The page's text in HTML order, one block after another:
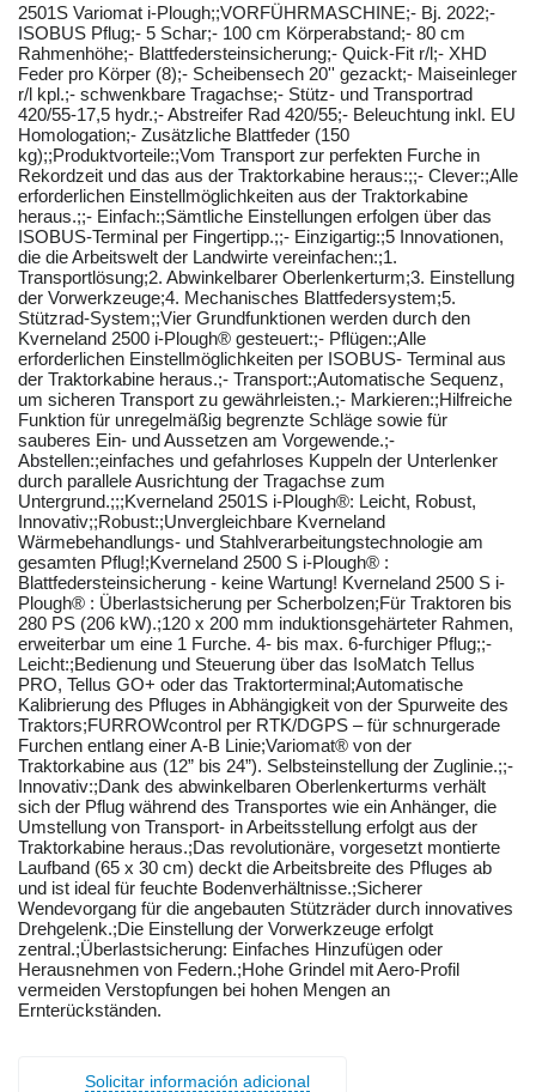
2501S ​​​​​​​​​‌‌​​​​‌​​​​​​​​​‌‌‌​‌​‌​​​​​​​​​‌‌‌​‌​​​​​​​​​​​‌‌​‌‌‌‌​​​​​​​​​‌‌​‌‌​​​​​​​​​​​‌‌​‌​​‌​​​​​​​​​‌‌​‌‌‌​​​​​​​​​​‌‌​​‌​‌Variomat i-Plough;;VORFÜHRMASCHINE;- Bj. 2022;-
ISOBUS Pflug;- 5 Schar;- 100 cm Körperabstand;- 80 cm
Rahmenhöhe;- Blattfedersteinsicherung;- Quick-Fit r/l;- XHD
Feder pro Körper (8);- Scheibensech 20'' gezackt;- Maiseinleger
r/l kpl.;- schwenkbare Tragachse;- Stütz- und Transportrad
420/55-17,5 hydr.;- Abstreifer Rad 420/55;- Beleuchtung inkl. EU
Homologation;- Zusätzliche Blattfeder (150
kg);;Produktvorteile:;Vom Transport zur perfekten Furche in
Rekordzeit und das aus der Traktorkabine heraus:;;- Clever:;Alle
erforderlichen Einstellmöglichkeiten aus der Traktorkabine
heraus.;;- Einfach:;Sämtliche Einstellungen erfolgen über das
ISOBUS-Terminal per Fingertipp.;;- Einzigartig:;5 Innovationen,
die die Arbeitswelt der Landwirte vereinfachen:;1.
Transportlösung;2. Abwinkelbarer Oberlenkerturm;3. Einstellung
der Vorwerkzeuge;4. Mechanisches Blattfedersystem;5.
Stützrad-System;;Vier Grundfunktionen werden durch den
Kverneland 2500 i-Plough® gesteuert:;- Pflügen:;Alle
erforderlichen Einstellmöglichkeiten per ISOBUS- Terminal aus
der Traktorkabine heraus.;- Transport:;Automatische Sequenz,
um sicheren Transport zu gewährleisten.;- Markieren:;Hilfreiche
Funktion für unregelmäßig begrenzte Schläge sowie für
sauberes Ein- und Aussetzen am Vorgewende.;-
Abstellen:;einfaches und gefahrloses Kuppeln der Unterlenker
durch parallele Ausrichtung der Tragachse zum
Untergrund.;;;Kverneland 2501S i-Plough®: Leicht, Robust,
Innovativ;;Robust:;Unvergleichbare Kverneland
Wärmebehandlungs- und Stahlverarbeitungstechnologie am
gesamten Pflug!;Kverneland 2500 S i-Plough® :
Blattfedersteinsicherung - keine Wartung! Kverneland 2500 S i-
Plough® : Überlastsicherung per Scherbolzen;Für Traktoren bis
280 PS (206 kW).;120 x 200 mm induktionsgehärteter Rahmen,
erweiterbar um eine 1 Furche. 4- bis max. 6-furchiger Pflug;;-
Leicht:;Bedienung und Steuerung über das IsoMatch Tellus
PRO, Tellus GO+ oder das Traktorterminal;Automatische
Kalibrierung des Pfluges in Abhängigkeit von der Spurweite des
Traktors;FURROWcontrol per RTK/DGPS – für schnurgerade
Furchen entlang einer A-B Linie;Variomat® von der
Traktorkabine aus (12” bis 24”). Selbsteinstellung der Zuglinie.;;-
Innovativ:;Dank des abwinkelbaren Oberlenkerturms verhält
sich der Pflug während des Transportes wie ein Anhänger, die
Umstellung von Transport- in Arbeitsstellung erfolgt aus der
Traktorkabine heraus.;Das revolutionäre, vorgesetzt montierte
Laufband (65 x 30 cm) deckt die Arbeitsbreite des Pfluges ab
und ist ideal für feuchte Bodenverhältnisse.;Sicherer
Wendevorgang für die angebauten Stützräder durch innovatives
Drehgelenk.;Die Einstellung der Vorwerkzeuge erfolgt
zentral.;Überlastsicherung: Einfaches Hinzufügen oder
Herausnehmen von Federn.;Hohe Grindel mit Aero-Profil
vermeiden Verstopfungen bei hohen Mengen an
Ernterückständen.
Solicitar información adicional